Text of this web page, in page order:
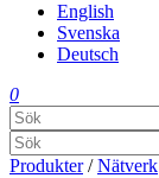
English
Svenska
Deutsch
0
Produkter/Nätverk